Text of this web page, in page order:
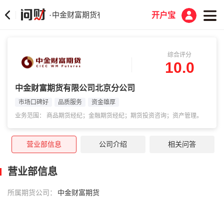
·中金财富期货有限公司北京分公司开户宝
综合评分
10.0
中金财富期货有限公司北京分公司
市场口碑好 品质服务
资金雄厚
业务范围： 商品期货经纪；金融期货经纪；期货投资咨询；资产管理。
营业部信息 公司介绍 相关问答
营业部信息
所属期货公司： 中金财富期货